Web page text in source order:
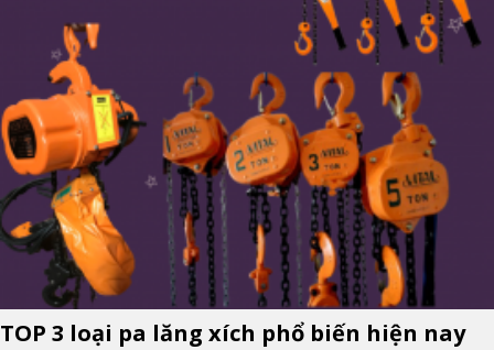
TOP 3 loại pa lăng xích phổ biến hiện nay